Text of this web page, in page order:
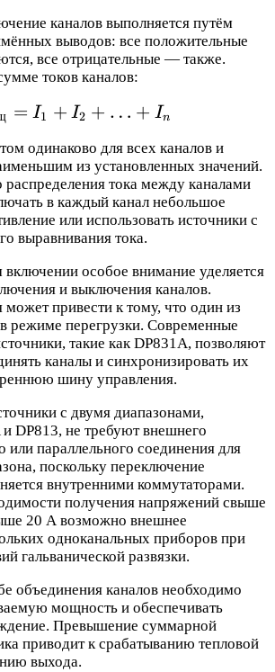
каналов выполняется путём
выводов: все положительные
все отрицательные — также.
токов каналов:
I_{\text{общ}} = I_1
= I1 + I2 + … + In
одинаково для всех каналов и
из установленных значений.
тока между каналами
в каждый канал небольшое
или использовать источники с
выравнивания тока.
особое внимание уделяется
и выключения каналов.
может привести к тому, что один из
режиме перегрузки. Современные
такие как DP831A, позволяют
каналы и синхронизировать их
шину управления.
с двумя диапазонами,
DP813, не требуют внешнего
или параллельного соединения для
поскольку переключение
внутренними коммутаторами.
получения напряжений свыше
20 А возможно внешнее
одноканальных приборов при
гальванической развязки.
объединения каналов необходимо
мощность и обеспечивать
Превышение суммарной
приводит к срабатыванию тепловой
выхода.